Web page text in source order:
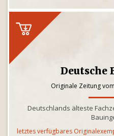
Deutsche
Originale Zeitung
Deutschlands älteste
letztes verfügbares